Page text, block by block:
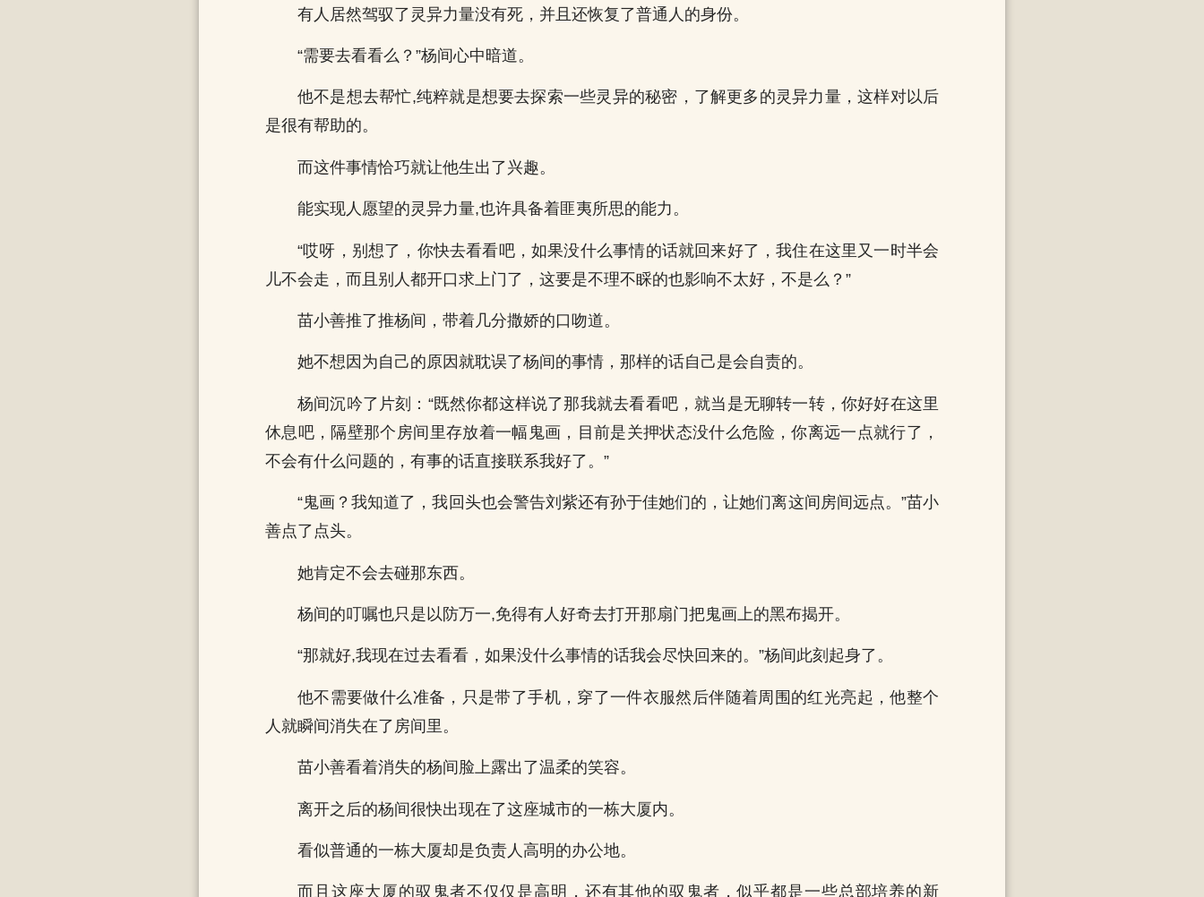
有人居然驾驭了灵异力量没有死，并且还恢复了普通人的身份。
“需要去看看么？”杨间心中暗道。
他不是想去帮忙,纯粹就是想要去探索一些灵异的秘密，了解更多的灵异力量，这样对以后
是很有帮助的。
而这件事情恰巧就让他生出了兴趣。
能实现人愿望的灵异力量,也许具备着匪夷所思的能力。
“哎呀，别想了，你快去看看吧，如果没什么事情的话就回来好了，我住在这里又一时半会
儿不会走，而且别人都开口求上门了，这要是不理不睬的也影响不太好，不是么？”
苗小善推了推杨间，带着几分撒娇的口吻道。
她不想因为自己的原因就耽误了杨间的事情，那样的话自己是会自责的。
杨间沉吟了片刻：“既然你都这样说了那我就去看看吧，就当是无聊转一转，你好好在这里
休息吧，隔壁那个房间里存放着一幅鬼画，目前是关押状态没什么危险，你离远一点就行了，
不会有什么问题的，有事的话直接联系我好了。”
“鬼画？我知道了，我回头也会警告刘紫还有孙于佳她们的，让她们离这间房间远点。”苗小
善点了点头。
她肯定不会去碰那东西。
杨间的叮嘱也只是以防万一,免得有人好奇去打开那扇门把鬼画上的黑布揭开。
“那就好,我现在过去看看，如果没什么事情的话我会尽快回来的。”杨间此刻起身了。
他不需要做什么准备，只是带了手机，穿了一件衣服然后伴随着周围的红光亮起，他整个
人就瞬间消失在了房间里。
苗小善看着消失的杨间脸上露出了温柔的笑容。
离开之后的杨间很快出现在了这座城市的一栋大厦内。
看似普通的一栋大厦却是负责人高明的办公地。
而且这座大厦的驭鬼者不仅仅是高明，还有其他的驭鬼者，似乎都是一些总部培养的新